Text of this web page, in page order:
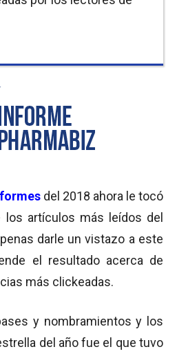
del 2018 ahora le tocó
artículos más leídos del
darle un vistazo a este
el resultado acerca de
más clickeadas.
y nombramientos y los
del año fue el que tuvo